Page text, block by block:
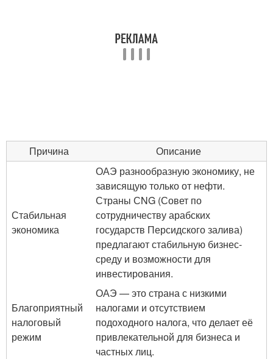
Причина Описание
Стабильная
экономика
ОАЭ разнообразную экономику, не
зависящую только от нефти.
Страны СNG (Совет по
сотрудничеству арабских
государств Персидского залива)
предлагают стабильную бизнес-
среду и возможности для
инвестирования.
Благоприятный
налоговый
режим
ОАЭ — это страна с низкими
налогами и отсутствием
подоходного налога, что делает её
привлекательной для бизнеса и
частных лиц.